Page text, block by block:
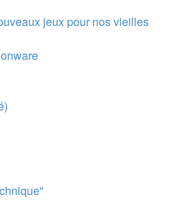
jeux pour nos vieilles